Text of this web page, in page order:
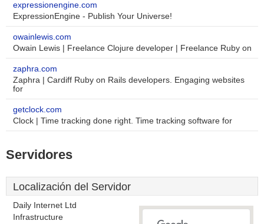
expressionengine.com
ExpressionEngine - Publish Your Universe!
owainlewis.com
Owain Lewis | Freelance Clojure developer | Freelance Ruby on
zaphra.com
Zaphra | Cardiff Ruby on Rails developers. Engaging websites
for
getclock.com
Clock | Time tracking done right. Time tracking software for
Servidores
Localización del Servidor
Daily Internet Ltd
Infrastructure